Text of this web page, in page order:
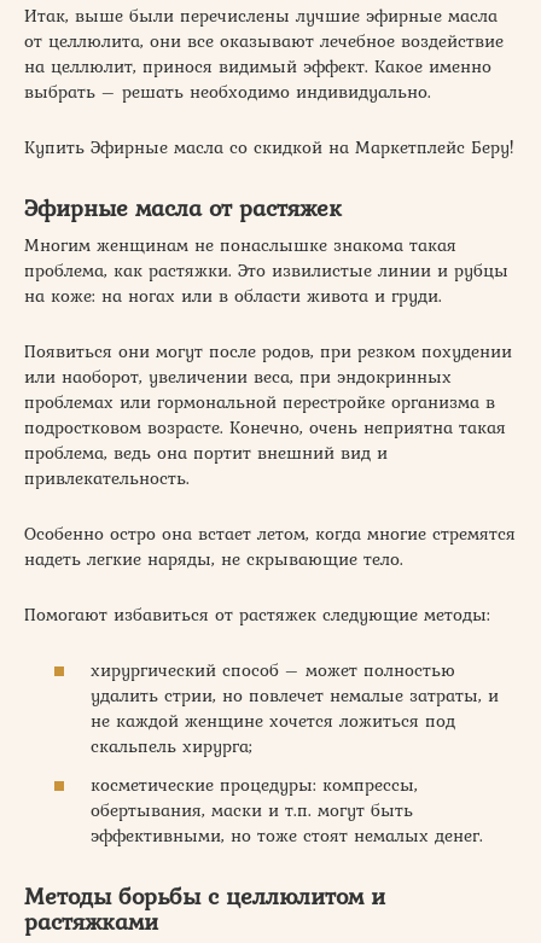
Итак, выше были перечислены лучшие эфирные масла
от целлюлита, они все оказывают лечебное воздействие
на целлюлит, принося видимый эффект. Какое именно
выбрать – решать необходимо индивидуально.
Купить Эфирные масла со скидкой на Маркетплейс Беру!
Эфирные масла от растяжек
Многим женщинам не понаслышке знакома такая
проблема, как растяжки. Это извилистые линии и рубцы
на коже: на ногах или в области живота и груди.
Появиться они могут после родов, при резком похудении
или наоборот, увеличении веса, при эндокринных
проблемах или гормональной перестройке организма в
подростковом возрасте. Конечно, очень неприятна такая
проблема, ведь она портит внешний вид и
привлекательность.
Особенно остро она встает летом, когда многие стремятся
надеть легкие наряды, не скрывающие тело.
Помогают избавиться от растяжек следующие методы:
хирургический способ – может полностью
удалить стрии, но повлечет немалые затраты, и
не каждой женщине хочется ложиться под
скальпель хирурга;
косметические процедуры: компрессы,
обертывания, маски и т.п. могут быть
эффективными, но тоже стоят немалых денег.
Методы борьбы с целлюлитом и
растяжками